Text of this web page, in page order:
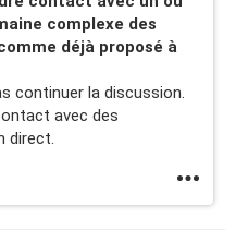
complexe des
déjà proposé à
continuer la discussion.
avec des
direct.